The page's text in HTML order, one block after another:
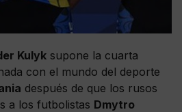
Kulyk supone la cuarta
con el mundo del deporte
después de que los rusos
a los futbolistas Dmytro